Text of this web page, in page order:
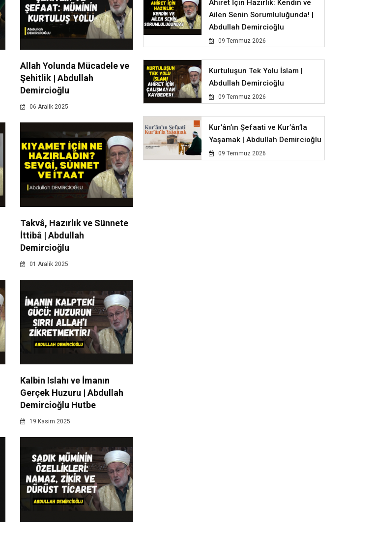
Allah Yolunda Mücadele ve
Şehitlik | Abdullah
Demircioğlu
06 Aralik 2025
Takvâ, Hazırlık ve Sünnete
İttibâ | Abdullah
Demircioğlu
01 Aralik 2025
Kalbin Islahı ve İmanın
Gerçek Huzuru | Abdullah
Demircioğlu Hutbe
19 Kasim 2025
Ahiret İçin Hazırlık: Kendin ve
Ailen Senin Sorumluluğunda! |
Abdullah Demircioğlu
09 Temmuz 2026
Kurtuluşun Tek Yolu İslam |
Abdullah Demircioğlu
09 Temmuz 2026
Kur’ân’ın Şefaati ve Kur’ân’la
Yaşamak | Abdullah Demircioğlu
09 Temmuz 2026